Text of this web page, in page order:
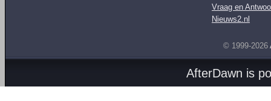
Vraag en
Nieuws2.nl
© 1999-2026
AfterDawn is